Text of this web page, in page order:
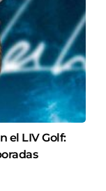
el LIV Golf: